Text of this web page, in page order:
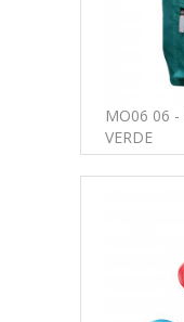
MO06 06 -
VERDE